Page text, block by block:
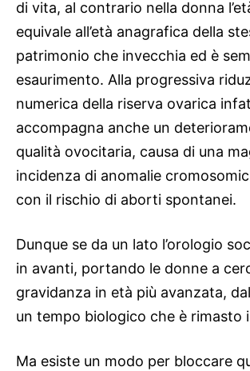
di vita, al contrario nella donna
equivale all’età anagrafica della
patrimonio che invecchia ed è
esaurimento. Alla progressiva
numerica della riserva ovarica
accompagna anche un
qualità ovocitaria, causa di una
incidenza di anomalie
con il rischio di aborti spontanei.
Dunque se da un lato l’orologio
in avanti, portando le donne a
gravidanza in età più avanzata,
un tempo biologico che è rimasto
Ma esiste un modo per bloccare